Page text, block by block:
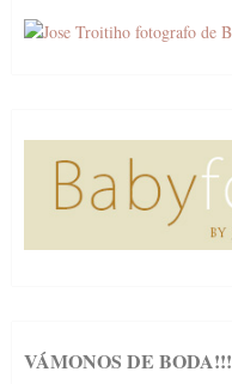
VÁMONOS DE BODA!!!